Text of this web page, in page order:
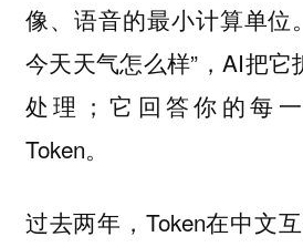
像、语音的最小计算单位
今天天气怎么样”，AI把它
处理；它回答你的每
Token。
过去两年，Token在中文